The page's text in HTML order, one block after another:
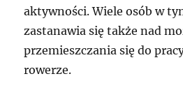
aktywności. Wiele osób w
zastanawia się także nad
przemieszczania się do
rowerze.